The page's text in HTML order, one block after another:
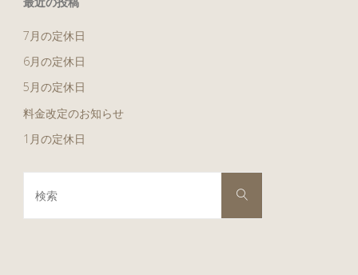
7月の定休日
6月の定休日
5月の定休日
料金改定のお知らせ
1月の定休日
対
検